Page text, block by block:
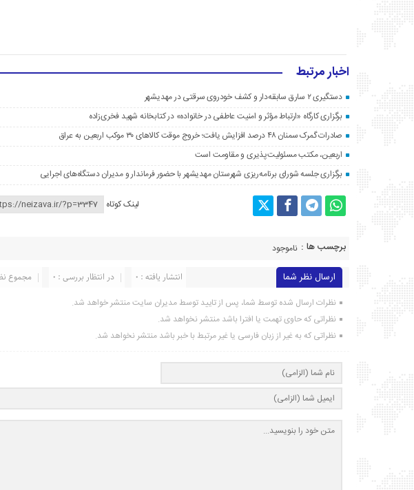
اخبار مرتبط
دستگیری ۲ سارق سابقه‌دار و کشف خودروی سرقتی در مهدیشهر
برگزاری کارگاه «ارتباط مؤثر و امنیت عاطفی در خانواده» در کتابخانه شهید فخری‌زاده
صادرات گمرک سمنان ۴۸ درصد افزایش یافت؛ خروج موقت کالاهای ۳۰ موکب اربعین به عراق
اربعین، مکتب مسئولیت‌پذیری و مقاومت است
برگزاری جلسه شورای برنامه‌ریزی شهرستان مهدیشهر با حضور فرماندار و مدیران دستگاه‌های اجرایی
لینک کوتاه
برچسب ها : ناموجود
ارسال نظر شما مجموع در انتظار بررسی : 0 انتشار یافته : ۰
نظرات ارسال شده توسط شما، پس از تایید توسط مدیران سایت منتشر خواهد شد.
نظراتی که حاوی تهمت یا افترا باشد منتشر نخواهد شد.
نظراتی که به غیر از زبان فارسی یا غیر مرتبط با خبر باشد منتشر نخواهد شد.